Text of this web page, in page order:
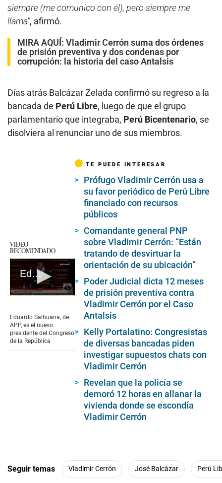
siempre (me comunico con él), pero siempre me
llama”, afirmó.
MIRA AQUÍ: Vladimir Cerrón suma dos órdenes
de prisión preventiva y dos condenas por
corrupción: la historia del caso Antalsis
Días atrás Balcázar Zelada confirmó su regreso a la
bancada de Perú Libre, luego de que el grupo
parlamentario que integraba, Perú Bicentenario, se
disolviera al renunciar uno de sus miembros.
VIDEO
RECOMENDADO
Eduardo Salhuana, de APP, es el nuevo presidente del Congreso de la República
of
4
minutes,
17
seconds
Eduardo Salhuana, de
APP, es el nuevo
presidente del Congreso
de la República
TE PUEDE INTERESAR
Prófugo Vladimir Cerrón usa a
su favor periódico de Perú Libre
financiado con recursos
públicos
Comandante general PNP
sobre Vladimir Cerrón: “Están
tratando de desvirtuar la
orientación de su ubicación”
Poder Judicial dicta 12 meses
de prisión preventiva contra
Vladimir Cerrón por el Caso
Antalsis
Kelly Portalatino: Congresistas
de diversas bancadas piden
investigar supuestos chats con
Vladimir Cerrón
Revelan que la policía se
demoró 12 horas en allanar la
vivienda donde se escondía
Vladimir Cerrón
Seguir temas Vladimir Cerrón José Balcázar Perú